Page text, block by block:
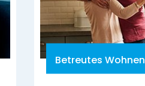
Betreutes Wohnen